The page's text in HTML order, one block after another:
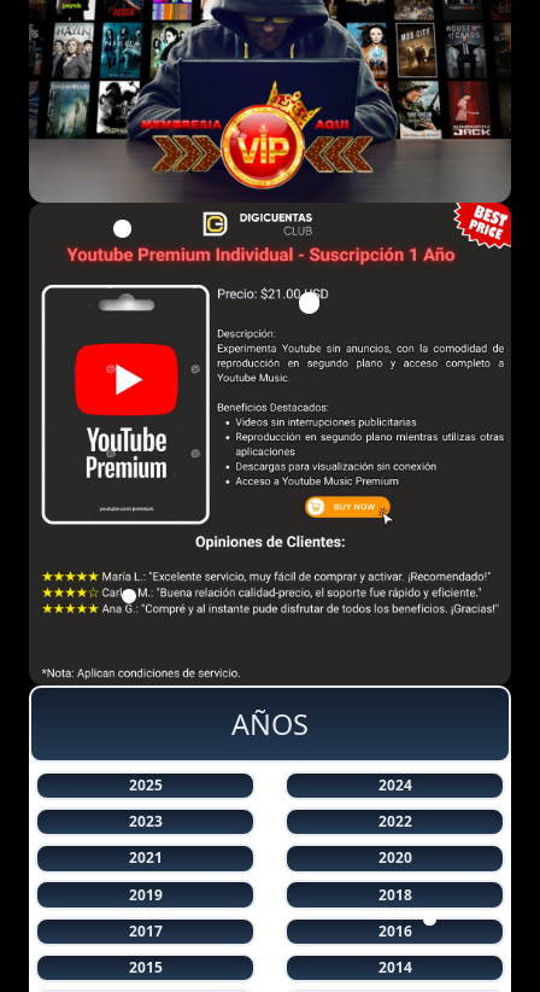
AÑOS
2025
2024
2023
2022
2021
2020
2019
2018
2017
2016
2015
2014